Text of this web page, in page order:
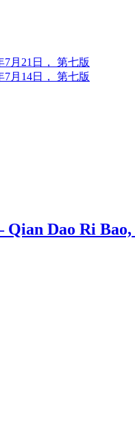
7月21日， 第七版
7月14日， 第七版
Dao Ri